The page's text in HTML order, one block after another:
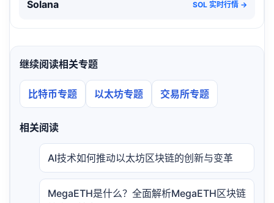
Solana SOL 实时行情 →
继续阅读相关专题
比特币专题 以太坊专题 交易所专题
相关阅读
AI技术如何推动以太坊区块链的创新与变革
MegaETH是什么？全面解析MegaETH区块链